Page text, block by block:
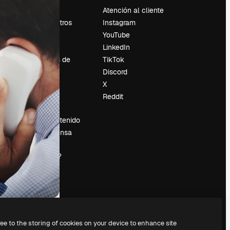
Sobre nosotros
Empleo
Tendencias de
búsqueda
Blog
Eventos
Slidesgo
Vender contenido
Sala de prensa
¿Buscas
magnific.ai?
Atención al cliente
Instagram
YouTube
LinkedIn
TikTok
Discord
X
Reddit
to the storing of cookies on your device to enhance site